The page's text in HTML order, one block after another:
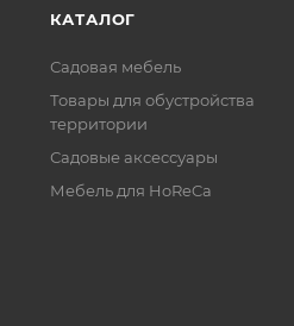
КАТАЛОГ
Садовая мебель
Товары для обустройства
территории
Садовые аксессуары
Мебель для HoReCa